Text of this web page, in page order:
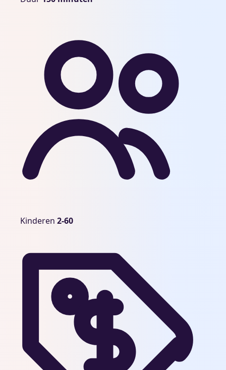
KinderenKinderen 2-60